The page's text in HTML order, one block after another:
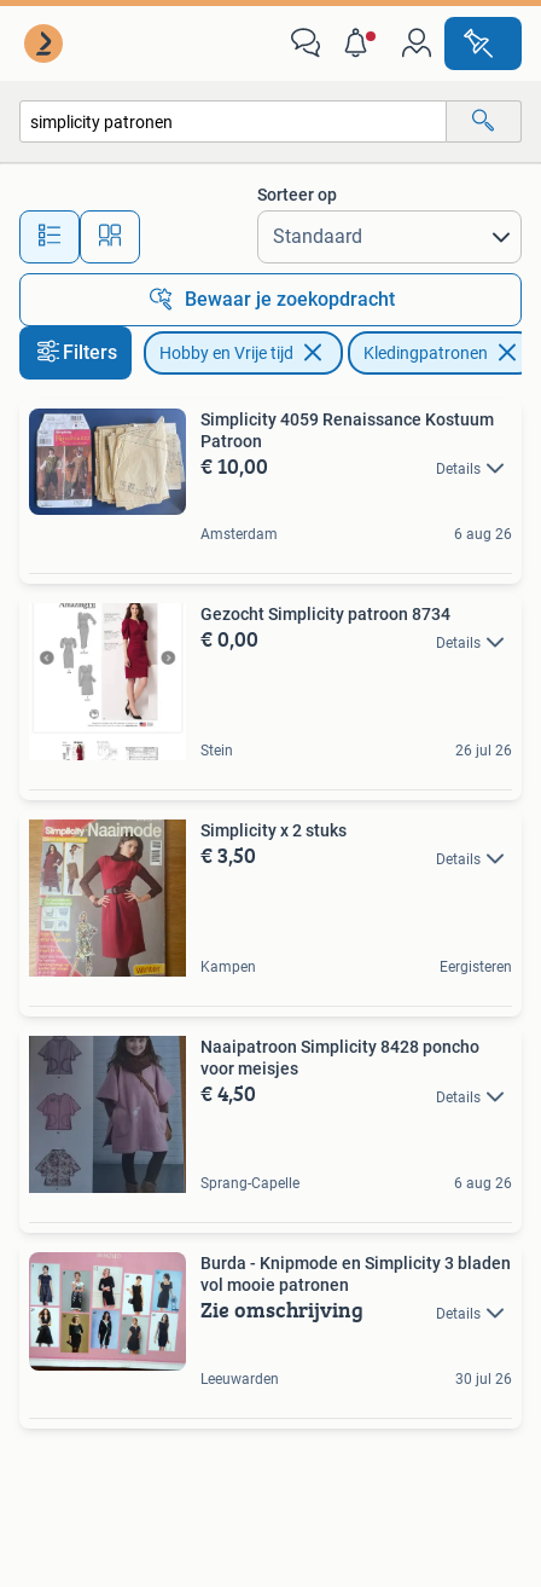
Alle afstanden…
Sorteer op
Bewaar je zoekopdracht
Filters Hobby en Vrije tijd Kledingpatronen
Simplicity 4059 Renaissance Kostuum
Patroon
€ 10,00 Details
Amsterdam 6 aug 26
Gezocht Simplicity patroon 8734
€ 0,00 Details
Stein 26 jul 26
Simplicity x 2 stuks
€ 3,50 Details
Kampen Eergisteren
Naaipatroon Simplicity 8428 poncho
voor meisjes
€ 4,50 Details
Sprang-Capelle 6 aug 26
Burda - Knipmode en Simplicity 3 bladen
vol mooie patronen
Zie omschrijving Details
Leeuwarden 30 jul 26